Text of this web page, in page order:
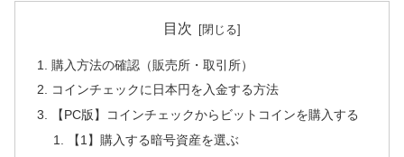
目次
購入方法の確認（販売所・取引所）
コインチェックに日本円を入金する方法
【PC版】コインチェックからビットコインを購入する
【1】購入する暗号資産を選ぶ